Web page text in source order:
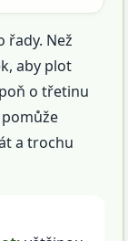
řady. Než
aby plot
o třetinu
a trochu